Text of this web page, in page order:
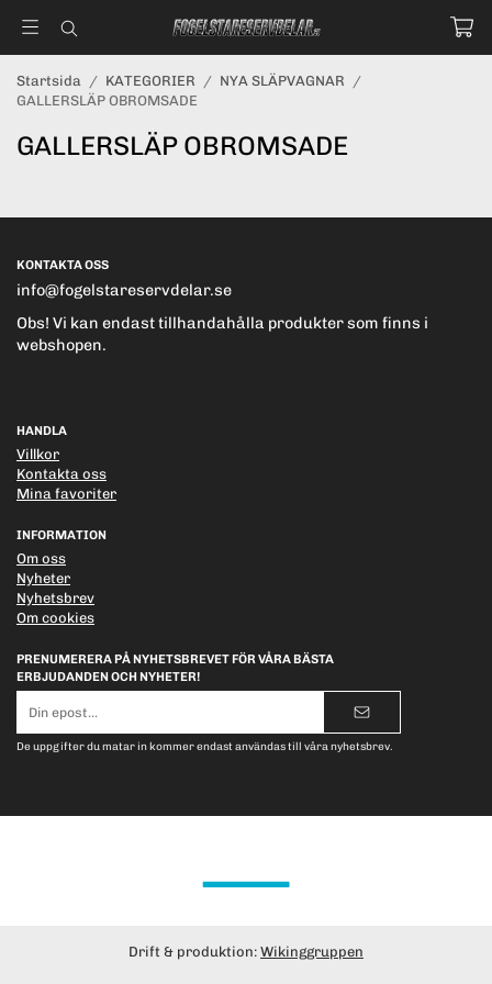
Startsida / KATEGORIER / NYA SLÄPVAGNAR /
GALLERSLÄP OBROMSADE
GALLERSLÄP OBROMSADE
KONTAKTA OSS
info@fogelstareservdelar.se
Obs! Vi kan endast tillhandahålla produkter som finns i
webshopen.
HANDLA
Villkor
Kontakta oss
Mina favoriter
INFORMATION
Om oss
Nyheter
Nyhetsbrev
Om cookies
PRENUMERERA PÅ NYHETSBREVET FÖR VÅRA BÄSTA
ERBJUDANDEN OCH NYHETER!
postadress
De uppgifter du matar in kommer endast användas till våra nyhetsbrev.
Drift & produktion: Wikinggruppen